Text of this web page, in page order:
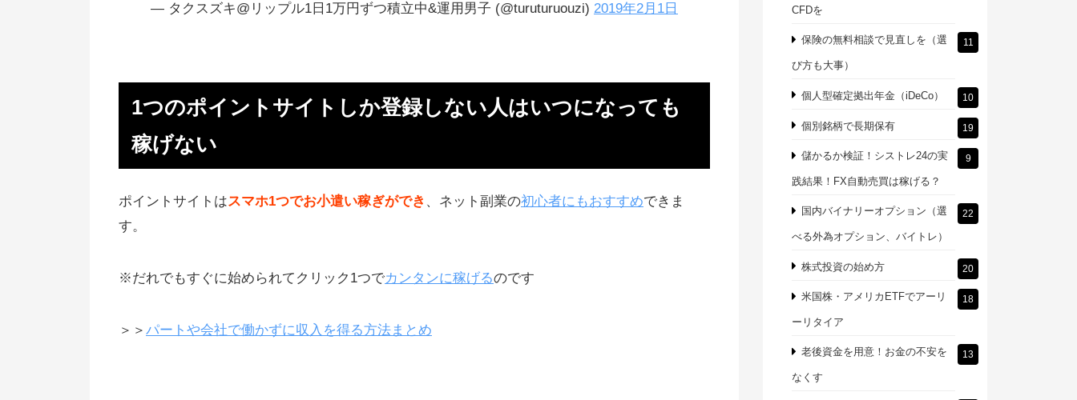
5位 i2iポイント：ポイント還元多め
6位 ポイントインカム
「毎日クリックコーナー」でコツコ
ツポイントが貯まる
7位 ハピタス
紀伊国屋、ソフマップがお得
12年以上の長い運営期間あり
— タクスズキ@リップル1日1万円ずつ積立中&運用男子 (@turuturuouzi) 2019年2月1日
1つのポイントサイトしか登録しない人はいつになっても
稼げない
ポイントサイトはスマホ1つでお小遣い稼ぎができ 、ネット副業の初心者にもおすすめできま
す。
※だれでもすぐに始められてクリック1つでカンタンに稼げるのです
＞＞ パートや会社で働かずに収入を得る方法まとめ
CFDを
保険の無料相談で見直しを（選
び方も大事）
11
個人型確定拠出年金（iDeCo） 10
個別銘柄で長期保有 19
儲かるか検証！シストレ24の実
践結果！FX自動売買は稼げる？
9
国内バイナリーオプション（選
べる外為オプション、バイトレ）
22
株式投資の始め方 20
米国株・アメリカETFでアーリ
ーリタイア
18
老後資金を用意！お金の不安を
なくす
13